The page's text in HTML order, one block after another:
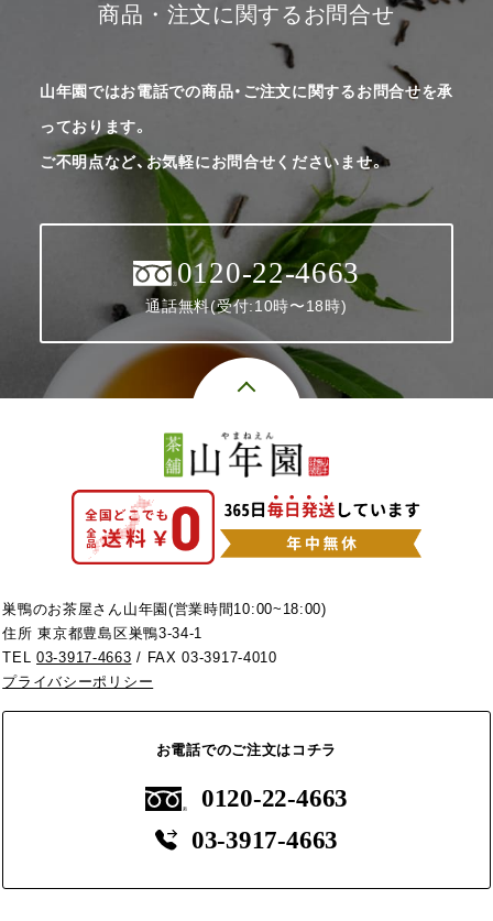
商品・注文に関するお問合せ
山年園ではお電話での商品・ご注文に関するお問合せを承
っております。
ご不明点など、お気軽にお問合せくださいませ。
0120-22-4663
通話無料(受付:10時〜18時)
巣鴨のお茶屋さん山年園(営業時間10:00~18:00)
住所 東京都豊島区巣鴨3-34-1
TEL03-3917-4663 / FAX 03-3917-4010
プライバシーポリシー
お電話でのご注文はコチラ
0120-22-4663
03-3917-4663